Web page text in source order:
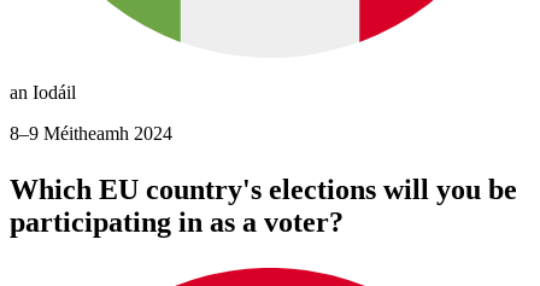
an Iodáil
8–9 Méitheamh 2024
Which EU country's elections will you be
participating in as a voter?